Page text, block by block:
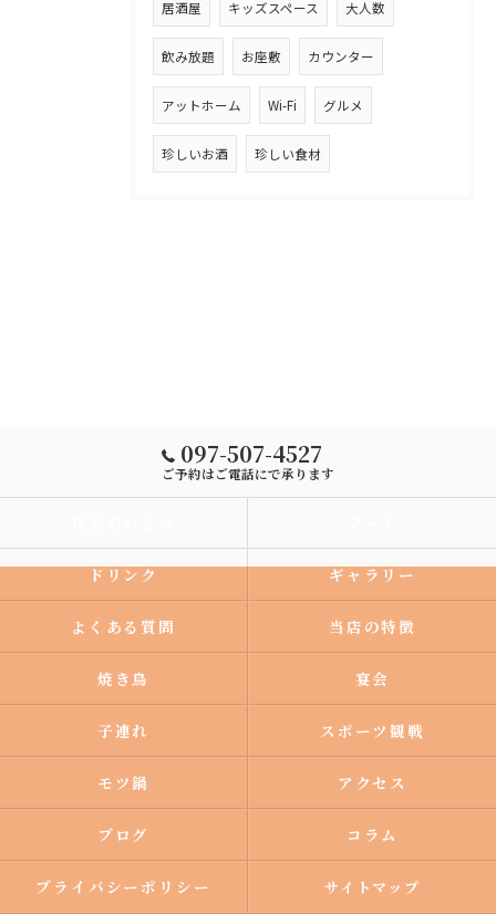
居酒屋 キッズスペース 大人数
飲み放題 お座敷 カウンター
アットホーム Wi-Fi グルメ
珍しいお酒 珍しい食材
097-507-4527
ご予約はご電話にで承ります
ドリンク ギャラリー
よくある質問 当店の特徴
焼き鳥 宴会
子連れ スポーツ観戦
モツ鍋 アクセス
ブログ コラム
プライバシーポリシー サイトマップ